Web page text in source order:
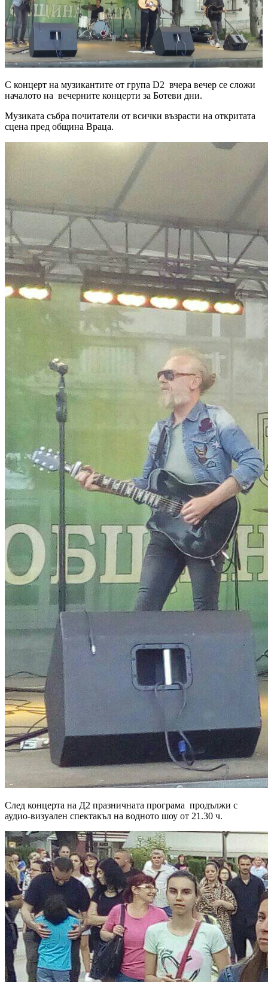
С концерт на музикантите от група D2 вчера вечер се сложи
началото на вечерните концерти за Ботеви дни.
Музиката събра почитатели от всички възрасти на откритата
сцена пред община Враца.
След концерта на Д2 празничната програма продължи с
аудио-визуален спектакъл на водното шоу от 21.30 ч.